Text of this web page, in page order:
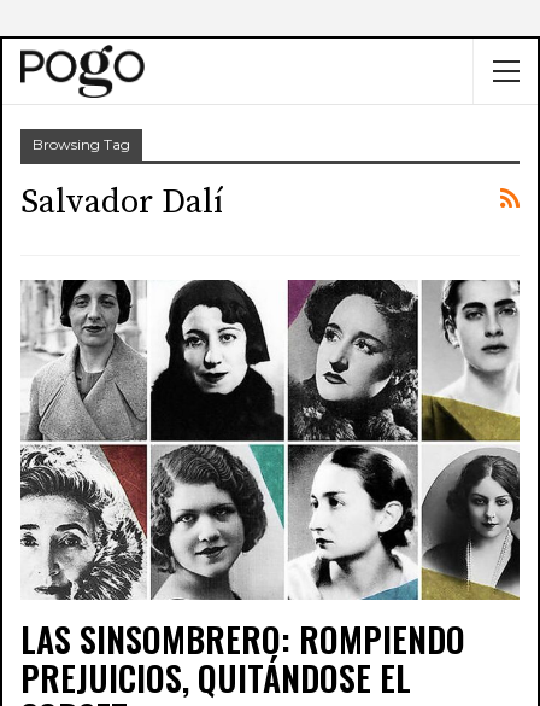
Browsing Tag
Salvador Dalí
LAS SINSOMBRERO: ROMPIENDO
PREJUICIOS, QUITÁNDOSE EL